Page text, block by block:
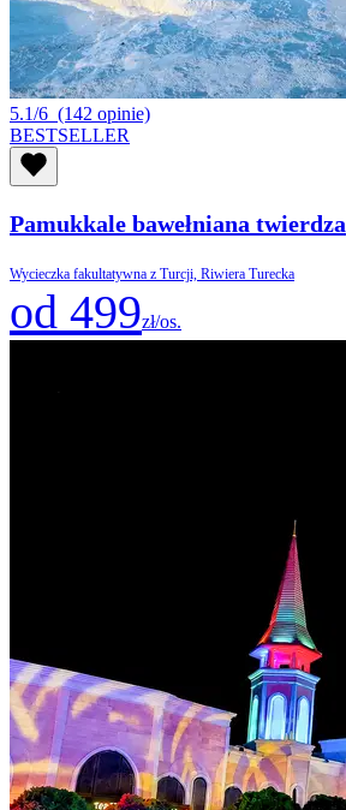
5.1/6 (142 opinie)
BESTSELLER
Pamukkale bawełniana twierdza
Wycieczka fakultatywna z Turcji, Riwiera Turecka
od 499zł/os.